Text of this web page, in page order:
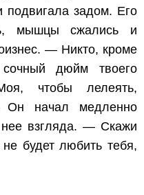
задом. Его
мышцы сжались и
— Никто, кроме
дюйм твоего
чтобы лелеять,
начал медленно
нее взгляда. — Скажи
будет любить тебя,